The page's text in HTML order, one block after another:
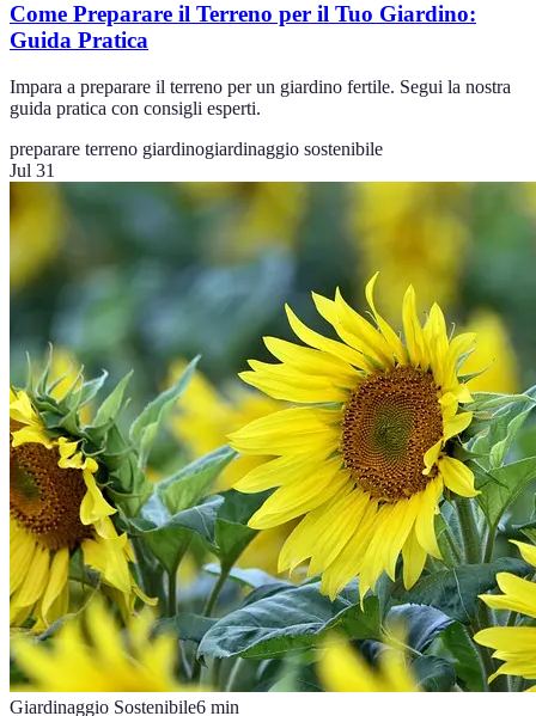
Come Preparare il Terreno per il Tuo Giardino:
Guida Pratica
Impara a preparare il terreno per un giardino fertile. Segui la nostra
guida pratica con consigli esperti.
preparare terreno giardinogiardinaggio sostenibile
Jul 31
Giardinaggio Sostenibile6 min